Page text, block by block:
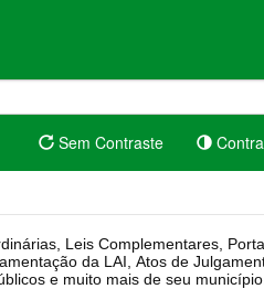
Sem Contraste
RGF, Lei Orgânica, Regimento Interno, Pauta
Câmara, Controle dos bens públicos e muito mais de seu município.